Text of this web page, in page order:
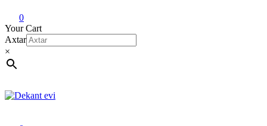
0
Your Cart
Axtar
×